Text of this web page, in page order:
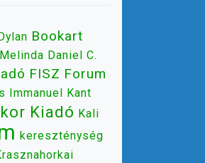
Bookart
Daniel C.
FISZ Forum
Immanuel Kant
Kiadó Kali
kereszténység